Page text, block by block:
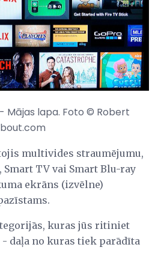
Mājas lapa. Foto © Robert
multivides straumējumu,
Smart TV vai Smart Blu-ray
ekrāns (izvēlne)
kuras jūs ritiniet
daļa no kuras tiek parādīta